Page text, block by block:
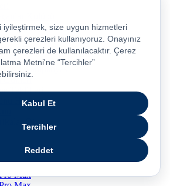
Kulübü
Hediyeleri
Kampanyası
Günleri
Teklifleri
Hediyeleri
Diyarı
Max